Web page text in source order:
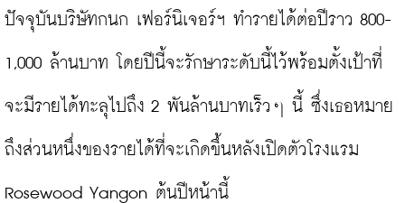
ปัจจุบันบริษัทกนก เฟอร์นิเจอร์ฯ ทำรายได้ต่อปีราว 800-
1,000 ล้านบาท โดยปีนี้จะรักษาระดับนี้ไว้พร้อมตั้งเป้าที่
จะมีรายได้ทะลุไปถึง 2 พันล้านบาทเร็วๆ นี้ ซึ่งเธอหมาย
ถึงส่วนหนึ่งของรายได้ที่จะเกิดขึ้นหลังเปิดตัวโรงแรม
Rosewood Yangon ต้นปีหน้านี้